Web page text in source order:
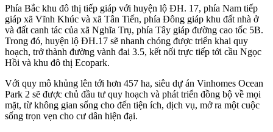
Phía Bắc khu đô thị tiếp giáp với huyện lộ ĐH. 17, phía Nam tiếp
giáp xã Vĩnh Khúc và xã Tân Tiến, phía Đông giáp khu đất nhà ở
và đất canh tác của xã Nghĩa Trụ, phía Tây giáp đường cao tốc 5B.
Trong đó, huyện lộ ĐH.17 sẽ nhanh chóng được triển khai quy
hoạch, trở thành đường vành đai 3.5, kết nối trực tiếp tới cầu Ngọc
Hồi và khu đô thị Ecopark.
Với quy mô khủng lên tới hơn 457 ha, siêu dự án Vinhomes Ocean
Park 2 sẽ được chủ đầu tư quy hoạch và phát triển đồng bộ về mọi
mặt, từ không gian sống cho đến tiện ích, dịch vụ, mở ra một cuộc
sống trọn vẹn cho cư dân hiện đại.